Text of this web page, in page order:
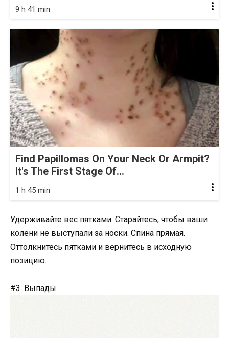
9 h 41 min
Find Papillomas On Your Neck Or Armpit?
It's The First Stage Of...
1 h 45 min
Удерживайте вес пятками. Старайтесь, чтобы ваши
колени не выступали за носки. Спина прямая.
Оттолкнитесь пятками и вернитесь в исходную
позицию.
#3. Выпады